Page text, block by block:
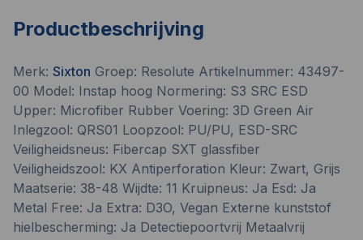
Productbeschrijving
Merk: Sixton Groep: Resolute Artikelnummer: 43497-
00 Model: Instap hoog Normering: S3 SRC ESD
Upper: Microfiber Rubber Voering: 3D Green Air
Inlegzool: QRS01 Loopzool: PU/PU, ESD-SRC
Veiligheidsneus: Fibercap SXT glassfiber
Veiligheidszool: KX Antiperforation Kleur: Zwart, Grijs
Maatserie: 38-48 Wijdte: 11 Kruipneus: Ja Esd: Ja
Metal Free: Ja Extra: D3O, Vegan Externe kunststof
hielbescherming: Ja Detectiepoortvrij Metaalvrij